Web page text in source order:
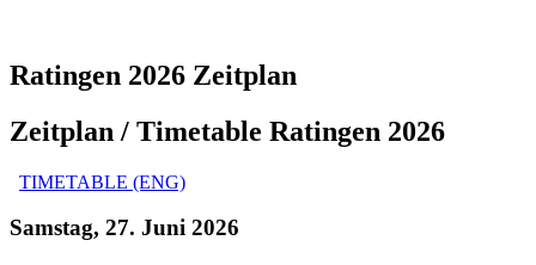
Ratingen 2026 Zeitplan
Zeitplan / Timetable Ratingen 2026
TIMETABLE (ENG)
Samstag, 27. Juni 2026